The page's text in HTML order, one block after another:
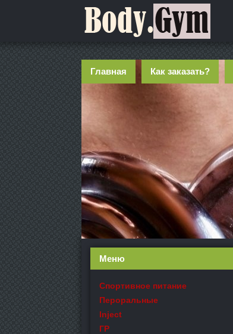
Главная Как заказать?
Меню
Спортивное питание
Пероральные
Inject
ГР